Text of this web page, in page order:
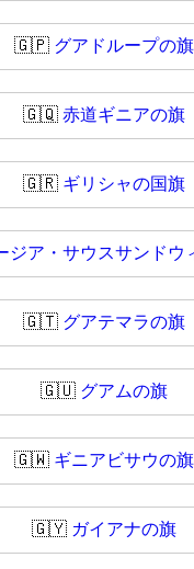
🇬🇵 グアドループの旗
🇬🇶 赤道ギニアの旗
🇬🇷 ギリシャの国旗
ジア・サウスサンドウ
🇬🇹 グアテマラの旗
🇬🇺 グアムの旗
🇬🇼 ギニアビサウの旗
🇬🇾 ガイアナの旗